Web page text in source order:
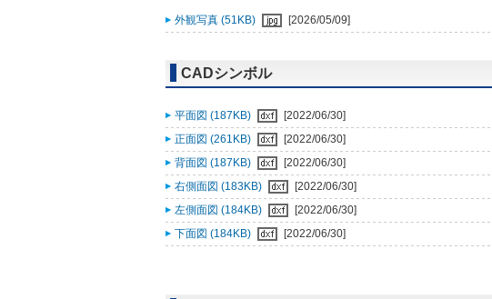
外観写真 (51KB) [2026/05/09]
CADシンボル
平面図 (187KB)
[2022/06/30]
正面図 (261KB)
[2022/06/30]
背面図 (187KB)
[2022/06/30]
右側面図 (183KB)
[2022/06/30]
左側面図 (184KB)
[2022/06/30]
下面図 (184KB)
[2022/06/30]